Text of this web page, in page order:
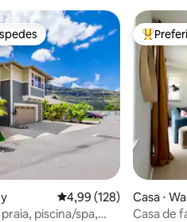
dos hóspedes
4,99 de uma avaliação
4,99 (128)
piscina/spa,
Entre
Casa ⋅
Casa de